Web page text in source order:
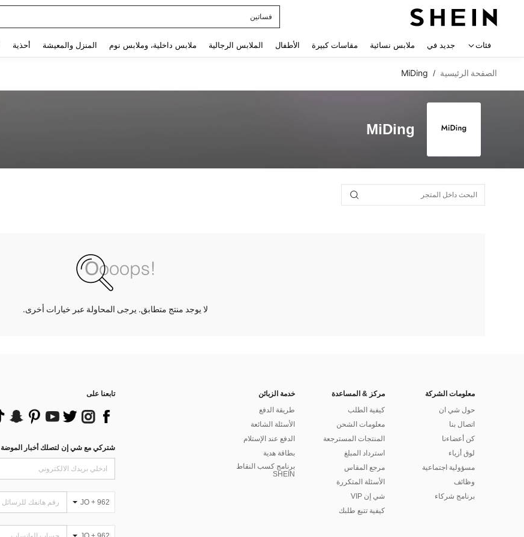
فساتين
فئات جديد في ملابس نسائية مقاسات كبيرة الأطفال الملابس الرجالية ملابس داخلية، وملابس نوم المنزل والمعيشة أحذية
الصفحة الرئيسية /
MiDing
MiDing
لا يوجد منتج متطابق. يرجى المحاولة عبر خيارات أخرى.
معلومات الشركة
حول شي ان
اتصال بنا
كن أعضاءنا
لوق أزياء
مسؤولية اجتماعية
وظائف
برنامج شركاء
مركز & المساعدة
كيفية الطلب
معلومات الشحن
المنتجات المسترجعة
استرداد المبلغ
مرجع المقاس
الأسئلة المتكررة
شي إن VIP
كيفية تتبع طلبك
خدمة الزبائن
طريقة الدفع
الأسئلة الشائعة
الدفع عند الإستلام
بطاقة هدية
برنامج كسب النقاط
SHEIN
تابعنا على
شتركي مع شي إن لتصلك أخبار الموضة
JO + 962